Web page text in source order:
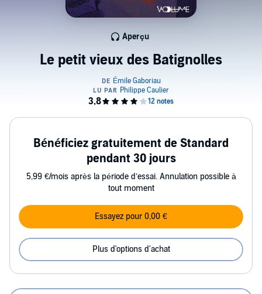
Le petit vieux des Batignolles
Aperçu
Bénéficiez gratuitement de Standard
pendant 30 jours
5,99 €/mois après la période d’essai. Annulation possible à
tout moment
Essayez pour 0,00 €
Plus d'options d'achat